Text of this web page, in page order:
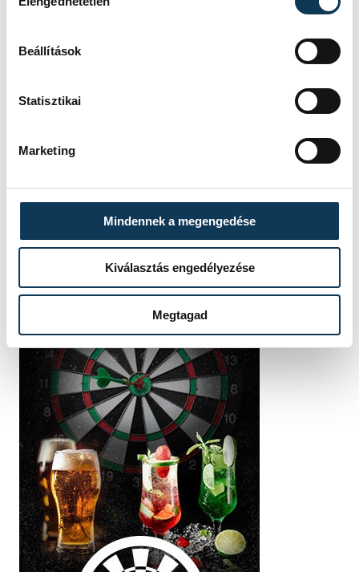
Beállítások
Statisztikai
Marketing
Mindennek a megengedése
Kiválasztás engedélyezése
Megtagad
SZERZŐ